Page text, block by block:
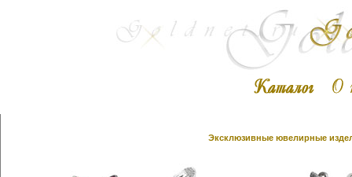
Эксклюзивные ювелирные